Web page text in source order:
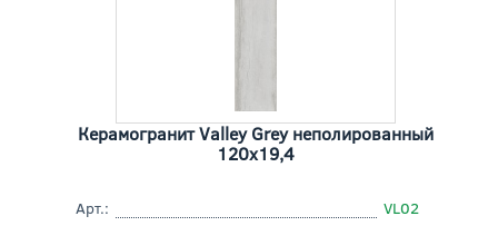
Керамогранит Valley Grey неполированный
120x19,4
Арт.:
VL02